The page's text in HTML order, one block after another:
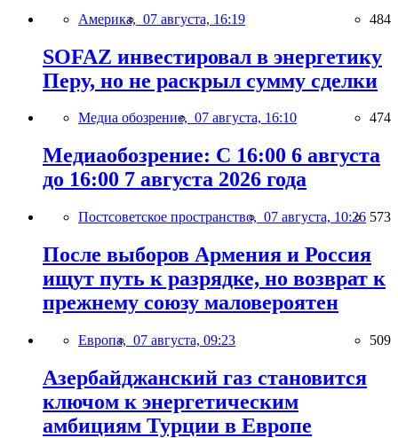
Америка, 07 августа, 16:19 484
SOFAZ инвестировал в энергетику
Перу, но не раскрыл сумму сделки
Медиа обозрение, 07 августа, 16:10 474
Медиаобозрение: С 16:00 6 августа
до 16:00 7 августа 2026 года
Постсоветское пространство, 07 августа, 10:26 573
После выборов Армения и Россия
ищут путь к разрядке, но возврат к
прежнему союзу маловероятен
Европа, 07 августа, 09:23 509
Азербайджанский газ становится
ключом к энергетическим
амбициям Турции в Европе